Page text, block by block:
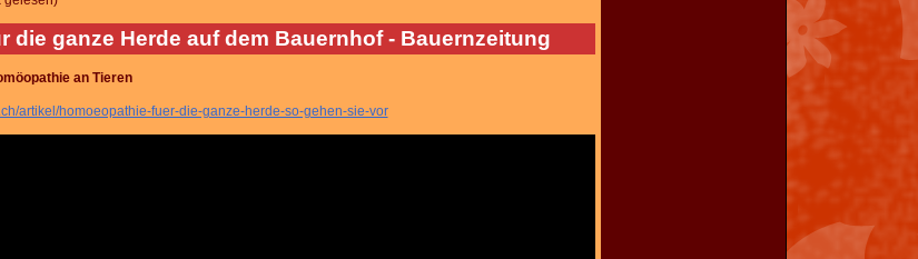
die ganze Herde auf dem Bauernhof - Bauernzeitung
an Tieren
artikel/homoeopathie-fuer-die-ganze-herde-so-gehen-sie-vor